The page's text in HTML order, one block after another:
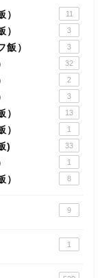
） 11
） 3
飯） 3
32
2
3
） 13
） 1
) 33
1
） 8
9
1